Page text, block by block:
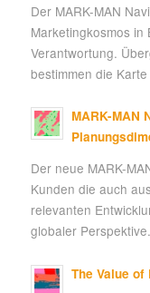
Der MARK-MAN
Marketingkosmos
Verantwortung.
bestimmen die
MARK-MAN
Der neue MARK-
Kunden die auch
relevanten
globaler Perspektive.
The Value